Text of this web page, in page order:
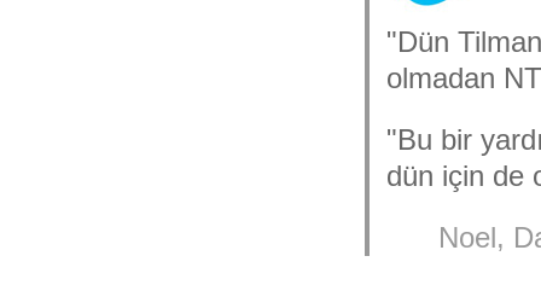
"Dün
olmadan
"Bu bir
dün için de
Noel,